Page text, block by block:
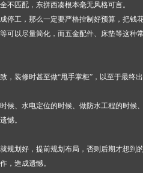
不匹配，东拼西凑根本毫无风格可言。
停工，那么一定要严格控制好预算，把钱花
可以尽量简化，而五金配件、床垫等这种
，装修时甚至做“甩手掌柜”，以至于最终
候、水电定位的时候、做防水工程的时候
憾。
规划好，提前规划布局，否则后期才想到
，造成遗憾。